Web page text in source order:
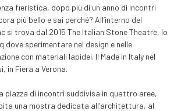
fieristica, dopo più di un anno di incontri
più bello e sai perché? All’interno del
si trova dal 2015 The Italian Stone Theatre, lo
dove sperimentare nel design e nelle
con materiali lapidei. Il Made in Italy nel
in Fiera a Verona.
piazza di incontri suddivisa in quattro aree,
una mostra dedicata all’architettura, al